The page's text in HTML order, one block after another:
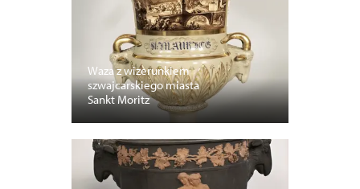
Waza z wizerunkiem
szwajcarskiego miasta
Sankt Moritz